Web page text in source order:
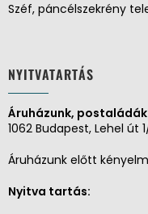
Széf, páncélszekrény
NYITVATARTÁS
Áruházunk,
1062 Budapest, Lehel út
Áruházunk előtt
Nyitva tartás: